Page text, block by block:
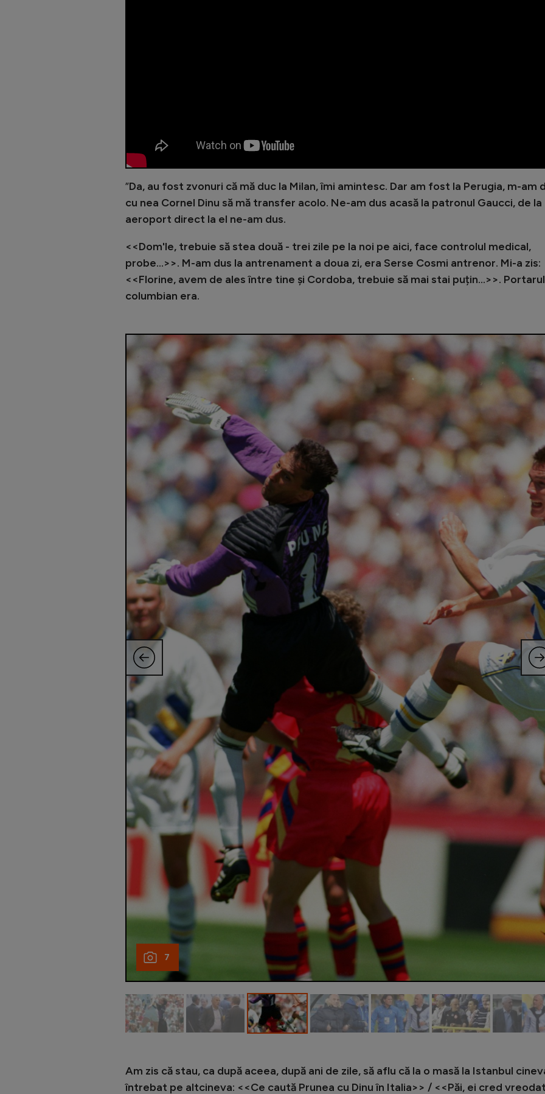
”Da, au fost zvonuri că mă duc la Milan, îmi amintesc. Dar am fost la Perugia, m-am
cu nea Cornel Dinu să mă transfer acolo. Ne-am dus acasă la patronul Gaucci, de la
aeroport direct la el ne-am dus.
<<Dom'le, trebuie să stea două - trei zile pe la noi pe aici, face controlul medical,
probe...>>. M-am dus la antrenament a doua zi, era Serse Cosmi antrenor. Mi-a zis:
<<Florine, avem de ales între tine și Cordoba, trebuie să mai stai puțin...>>. Portarul
columbian era.
7
Am zis că stau, ca după aceea, după ani de zile, să aflu că la o masă la Istanbul
întrebat pe altcineva: <<Ce caută Prunea cu Dinu în Italia>> / <<Păi, ei cred